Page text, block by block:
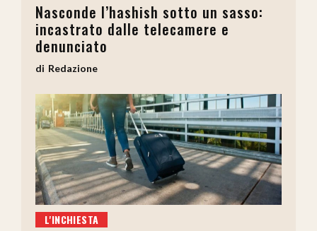
Nasconde l’hashish sotto un sasso:
incastrato dalle telecamere e
denunciato
Redazione
L'INCHIESTA